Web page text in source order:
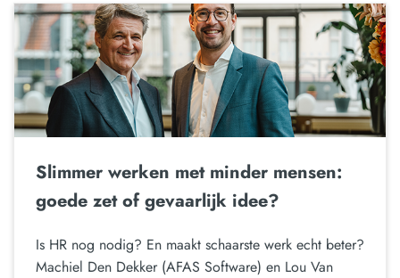
Slimmer werken met minder mensen:
goede zet of gevaarlijk idee?
Is HR nog nodig? En maakt schaarste werk echt beter?
Machiel Den Dekker (AFAS Software) en Lou Van